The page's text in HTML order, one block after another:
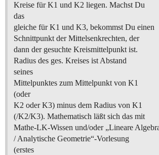
Kreise für K1 und K2 liegen. Machst Du
das
gleiche für K1 und K3, bekommst Du einen
Schnittpunkt der Mittelsenkrechten, der
dann der gesuchte Kreismittelpunkt ist.
Radius des ges. Kreises ist Abstand
seines
Mittelpunktes zum Mittelpunkt von K1
(oder
K2 oder K3) minus dem Radius von K1
(/K2/K3). Mathematisch läßt sich das mit
Mathe-LK-Wissen und/oder „Lineare
/ Analytische Geometrie“-Vorlesung
(erstes